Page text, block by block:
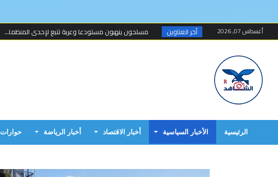
أغسطس 07, 2026 أخر العناوين
مسلحون ينهبون مستودعا وعربة تتبع لإحدى المنظما...
الرئيسية الأخبار السياسية أخبار الاقتصاد أخبار الرياضة حوارات